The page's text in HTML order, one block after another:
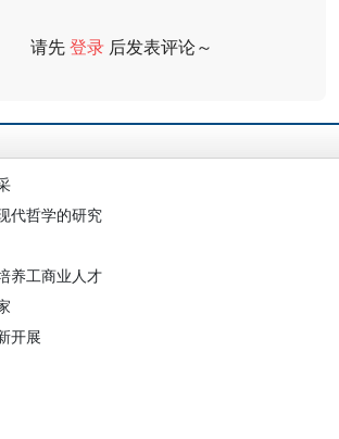
请先登录 后发表评论～
代哲学的研究
养工商业人才
开展